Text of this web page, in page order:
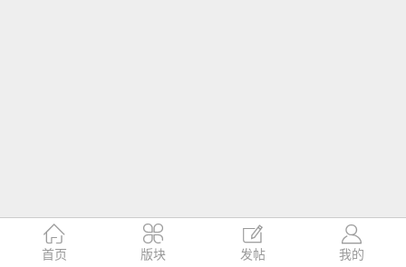

首页

版块

发帖

我的